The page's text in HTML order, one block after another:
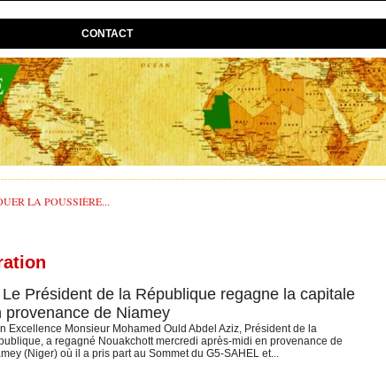
CONTACT
LA POUSSIÈRE...
Le Président de la République regagne la capitale
provenance de Niamey
Excellence Monsieur Mohamed Ould Abdel Aziz, Président de la
a regagné Nouakchott mercredi après-midi en provenance de
(Niger) où il a pris part au Sommet du G5-SAHEL et...